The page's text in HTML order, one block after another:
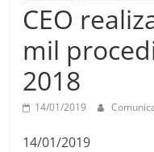
CEO
mil
2018
14/01/2019
14/01/2019